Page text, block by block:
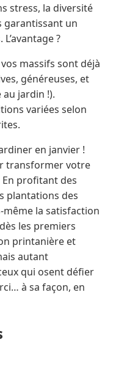
stress, la diversité
garantissant un
?
massifs sont déjà
généreuses, et
jardin !).
variées selon
en janvier !
transformer votre
En profitant des
plantations des
la satisfaction
les premiers
printanière et
autant
qui osent défier
à sa façon, en